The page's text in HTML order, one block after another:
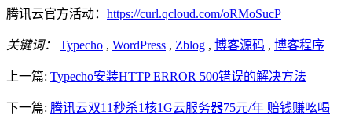
腾讯云官方活动： https://curl.qcloud.com/oRMoSucP
关键词： Typecho , WordPress , Zblog , 博客源码 , 博客程序
上一篇: Typecho安装HTTP ERROR 500错误的解决方法
下一篇: 腾讯云双11秒杀1核1G云服务器75元/年 赔钱赚吆喝